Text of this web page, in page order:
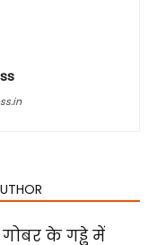
गोबर के गड्ढे में